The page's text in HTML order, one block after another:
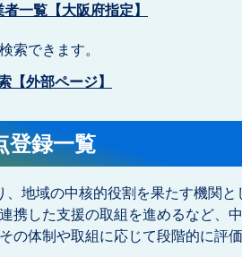
一覧【大阪府指定】
索できます。
【外部ページ】
登録一覧
地域の中核的役割を果たす機関と
携した支援の取組を進めるなど、
の体制や取組に応じて段階的に評